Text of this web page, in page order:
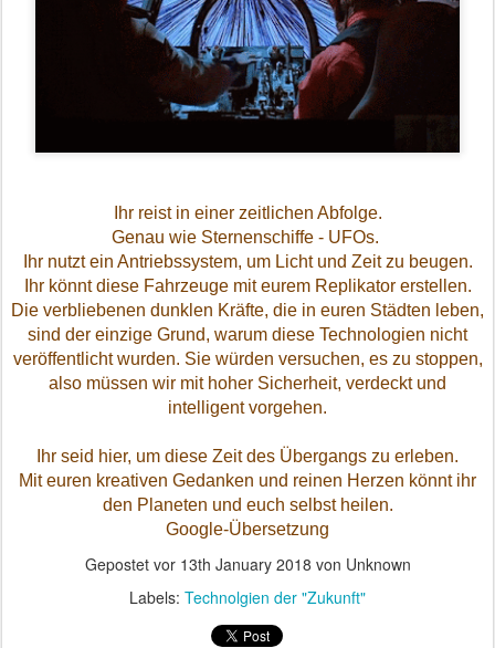
Ihr reist in einer zeitlichen Abfolge.
Genau wie Sternenschiffe - UFOs.
Ihr nutzt ein Antriebssystem, um Licht und Zeit zu beugen.
Ihr könnt diese Fahrzeuge mit eurem Replikator erstellen.
Die verbliebenen dunklen Kräfte, die in euren Städten leben,
sind der einzige Grund, warum diese Technologien nicht
veröffentlicht wurden. Sie würden versuchen, es zu stoppen,
also müssen wir mit hoher Sicherheit, verdeckt und
intelligent vorgehen.
Ihr seid hier, um diese Zeit des Übergangs zu erleben.
Mit euren kreativen Gedanken und reinen Herzen könnt ihr
den Planeten und euch selbst heilen.
Google-Übersetzung
Gepostet vor 13th January 2018 von Unknown
Labels: Technolgien der "Zukunft"